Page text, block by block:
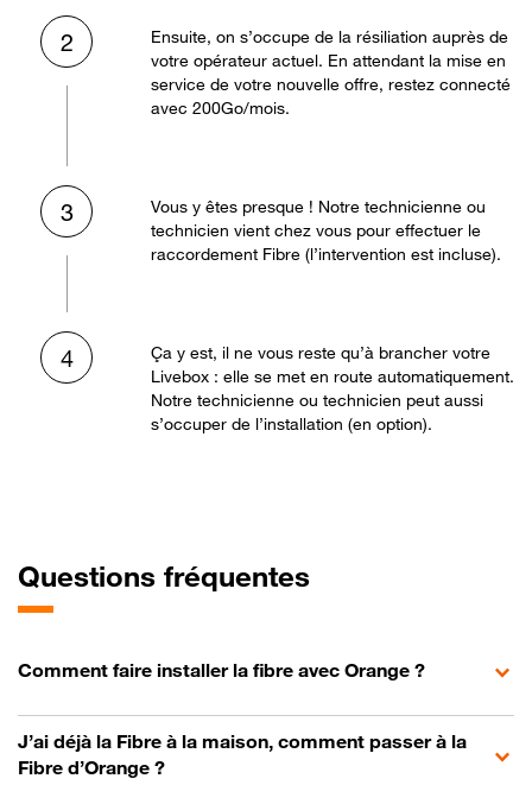
2
Ensuite, on s’occupe de la résiliation auprès de
votre opérateur actuel. En attendant la mise en
service de votre nouvelle offre, restez connecté
avec 200Go/mois.
3
Vous y êtes presque ! Notre technicienne ou
technicien vient chez vous pour effectuer le
raccordement Fibre (l’intervention est incluse).
4
Ça y est, il ne vous reste qu’à brancher votre
Livebox : elle se met en route automatiquement.
Notre technicienne ou technicien peut aussi
s’occuper de l’installation (en option).
Questions fréquentes
Comment faire installer la fibre avec Orange ?
J’ai déjà la Fibre à la maison, comment passer à la
Fibre d’Orange ?